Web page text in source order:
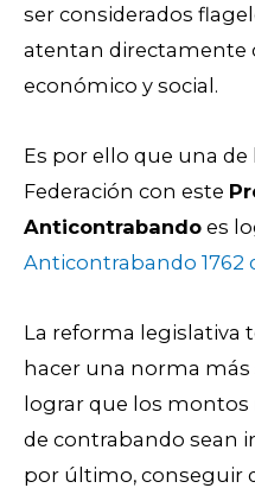
ser considerados
atentan directamente
económico y social.
Es por ello que una de
Federación con este
Anticontrabando es
Anticontrabando 1762
La reforma legislativa
hacer una norma más
lograr que los montos
de contrabando sean
por último, conseguir